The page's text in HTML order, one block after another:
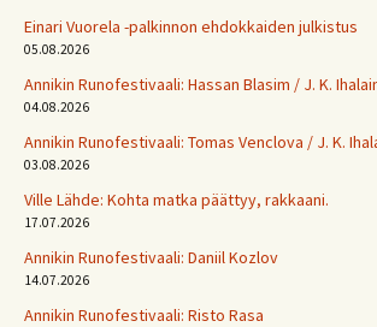
Einari Vuorela -palkinnon ehdokkaiden julkistus
05.08.2026
Annikin Runofestivaali: Has­san Bla­sim / J. K.
04.08.2026
Annikin Runofestivaali: Tomas Venclova / J. K.
03.08.2026
Ville Lähde: Kohta matka päättyy, rakkaani.
17.07.2026
Annikin Runofestivaali: Daniil Kozlov
14.07.2026
Annikin Runofestivaali: Risto Rasa